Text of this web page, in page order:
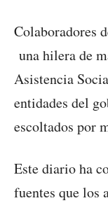
Colaboradores
una hilera de
Asistencia
entidades del
escoltados por
Este diario ha
fuentes que los